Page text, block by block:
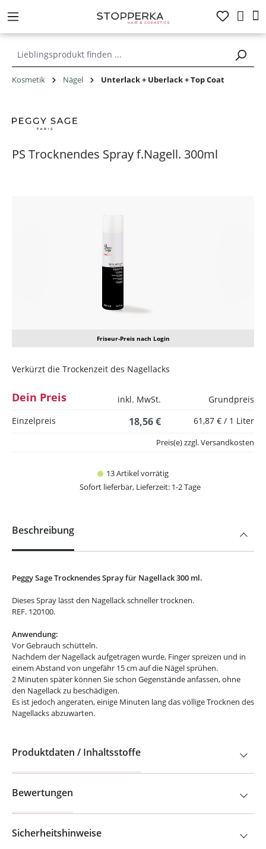
springen
Kosmetik Nägel Unterlack + Überlack + Top Coat
PS Trocknendes Spray f.Nagell. 300ml
Friseur-Preis nach Login
Verkürzt die Trockenzeit des Nagellacks
Dein Preis inkl. MwSt.
Grundpreis
Einzelpreis
18,56 € 61,87 € / 1 Liter
13 Artikel vorrätig
Sofort lieferbar, Lieferzeit: 1-2 Tage
Preis(e) zzgl. Versandkosten
Beschreibung
Peggy Sage Trocknendes Spray für Nagellack 300 ml.
Dieses Spray lässt den Nagellack schneller trocknen.
REF. 120100.
Anwendung:
Vor Gebrauch schütteln.
Nachdem der Nagellack aufgetragen wurde, Finger spreizen und in
einem Abstand von ungefähr 15 cm auf die Nägel sprühen.
2 Minuten später können Sie schon Gegenstände anfassen, ohne
den Nagellack zu beschädigen.
Es ist jedoch angeraten, einige Minuten lang das völlige Trocknen des
Nagellacks abzuwarten.
Produktdaten / Inhaltsstoffe
Bewertungen
Sicherheitshinweise